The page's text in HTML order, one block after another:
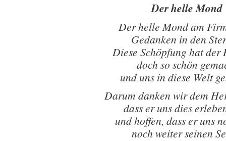
Der helle Mond
Der helle Mond am
Gedanken in den
Diese Schöpfung hat der
doch so schön
und uns in diese Welt
Darum danken wir dem
dass er uns dies
und hoffen, dass er uns
noch weiter seinen